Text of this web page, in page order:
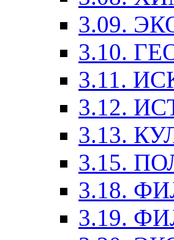
3.09.
3.10.
3.11.
3.12.
3.13.
3.15.
3.18.
3.19.